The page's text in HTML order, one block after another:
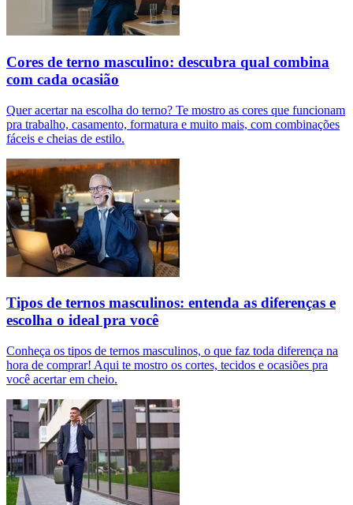
Cores de terno masculino: descubra qual combina
com cada ocasião
Quer acertar na escolha do terno? Te mostro as cores que funcionam
pra trabalho, casamento, formatura e muito mais, com combinações
fáceis e cheias de estilo.
Tipos de ternos masculinos: entenda as diferenças e
escolha o ideal pra você
Conheça os tipos de ternos masculinos, o que faz toda diferença na
hora de comprar! Aqui te mostro os cortes, tecidos e ocasiões pra
você acertar em cheio.